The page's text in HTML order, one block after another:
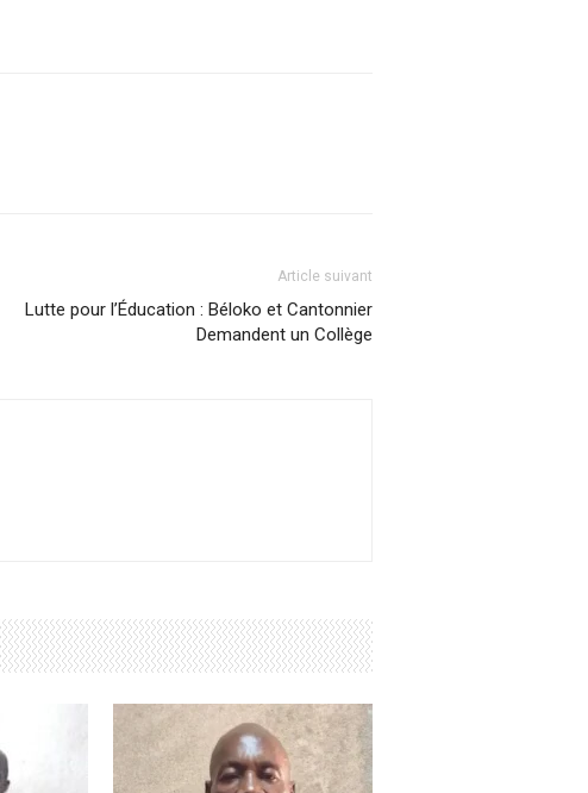
Article suivant
Lutte pour l’Éducation : Béloko et Cantonnier
Demandent un Collège